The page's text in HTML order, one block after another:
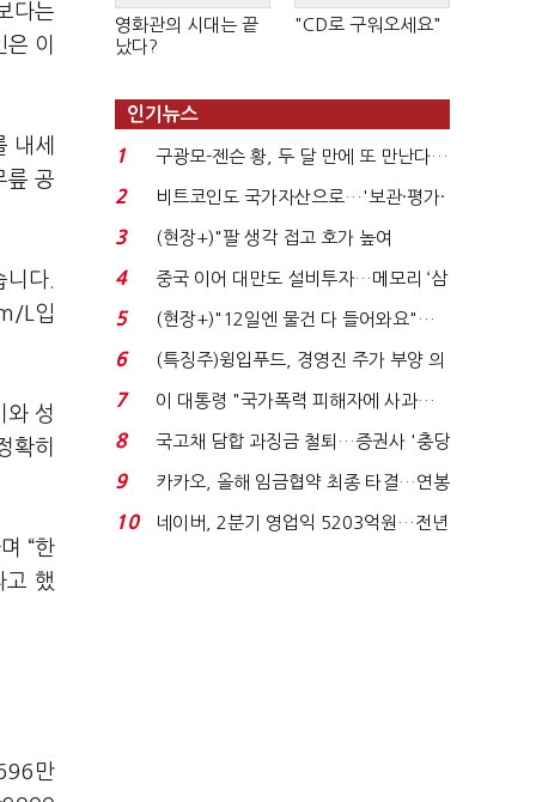
다는
이
내세
릎 공
다.
L입
와 성
확히
“한
고 했
만
영화관의 시대는 끝
났다?
"CD로 구워오세요"
인기뉴스
1
구광모-젠슨 황, 두 달 만에 또 만난다…
로봇·AI 등 논...
2
비트코인도 국가자산으로…'보관·평가·
처분' 기준은 ...
3
(현장+)"팔 생각 접고 호가 높여
요"…'덜 똘똘한 한 채' 20...
4
중국 이어 대만도 설비투자…메모리 ‘삼
국전쟁’
5
(현장+)"12일엔 물건 다 들어와요"…
빈 매대 채우며 문 연 ...
6
(특징주)윙입푸드, 경영진 주가 부양 의
지에 상한가...
7
이 대통령 "국가폭력 피해자에 사과…
적극적 조사로 진...
8
국고채 담합 과징금 철퇴…증권사 '충당
금 폭탄' 우려...
9
카카오, 올해 임금협약 최종 타결…연봉
6.3% 인상·격려...
10
네이버, 2분기 영업익 5203억원…전년